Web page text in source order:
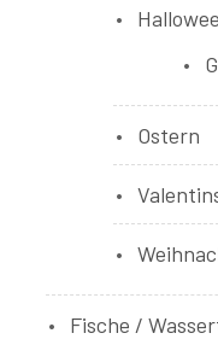
Ostern
Fische /